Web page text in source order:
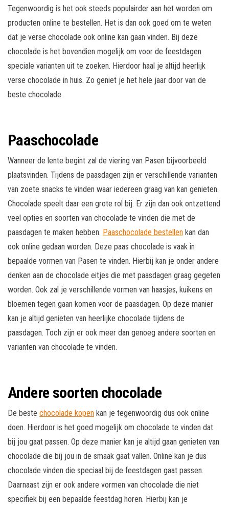
Tegenwoordig is het ook steeds populairder aan het worden om
producten online te bestellen. Het is dan ook goed om te weten
dat je verse chocolade ook online kan gaan vinden. Bij deze
chocolade is het bovendien mogelijk om voor de feestdagen
speciale varianten uit te zoeken. Hierdoor haal je altijd heerlijk
verse chocolade in huis. Zo geniet je het hele jaar door van de
beste chocolade.
Paaschocolade
Wanneer de lente begint zal de viering van Pasen bijvoorbeeld
plaatsvinden. Tijdens de paasdagen zijn er verschillende varianten
van zoete snacks te vinden waar iedereen graag van kan genieten.
Chocolade speelt daar een grote rol bij. Er zijn dan ook ontzettend
veel opties en soorten van chocolade te vinden die met de
paasdagen te maken hebben. Paaschocolade bestellen kan dan
ook online gedaan worden. Deze paas chocolade is vaak in
bepaalde vormen van Pasen te vinden. Hierbij kan je onder andere
denken aan de chocolade eitjes die met paasdagen graag gegeten
worden. Ook zal je verschillende vormen van haasjes, kuikens en
bloemen tegen gaan komen voor de paasdagen. Op deze manier
kan je altijd genieten van heerlijke chocolade tijdens de
paasdagen. Toch zijn er ook meer dan genoeg andere soorten en
varianten van chocolade te vinden.
Andere soorten chocolade
De beste chocolade kopen kan je tegenwoordig dus ook online
doen. Hierdoor is het goed mogelijk om chocolade te vinden dat
bij jou gaat passen. Op deze manier kan je altijd gaan genieten van
chocolade die bij jou in de smaak gaat vallen. Online kan je dus
chocolade vinden die speciaal bij de feestdagen gaat passen.
Daarnaast zijn er ook andere vormen van chocolade die niet
specifiek bij een bepaalde feestdag horen. Hierbij kan je